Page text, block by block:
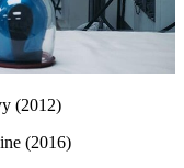
(2012)
(2016)